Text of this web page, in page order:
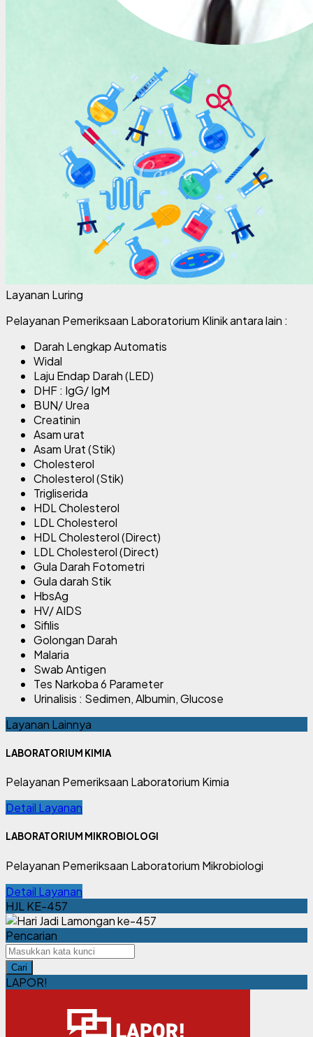
Layanan Luring
Pelayanan Pemeriksaan Laboratorium Klinik antara lain :
Darah Lengkap Automatis
Widal
Laju Endap Darah (LED)
DHF : IgG/ IgM
BUN/ Urea
Creatinin
Asam urat
Asam Urat (Stik)
Cholesterol
Cholesterol (Stik)
Trigliserida
HDL Cholesterol
LDL Cholesterol
HDL Cholesterol (Direct)
LDL Cholesterol (Direct)
Gula Darah Fotometri
Gula darah Stik
HbsAg
HV/ AIDS
Sifilis
Golongan Darah
Malaria
Swab Antigen
Tes Narkoba 6 Parameter
Urinalisis : Sedimen, Albumin, Glucose
Layanan Lainnya
LABORATORIUM KIMIA
Pelayanan Pemeriksaan Laboratorium Kimia
Detail Layanan
LABORATORIUM MIKROBIOLOGI
Pelayanan Pemeriksaan Laboratorium Mikrobiologi
Detail Layanan
HJL KE-457
Pencarian
Cari
LAPOR!